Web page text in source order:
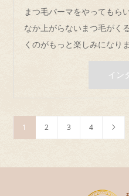
まつ毛パーマをやってもら
なか上がらないまつ毛がく
くのがもっと楽しみになりま
イン
1 2 3 4